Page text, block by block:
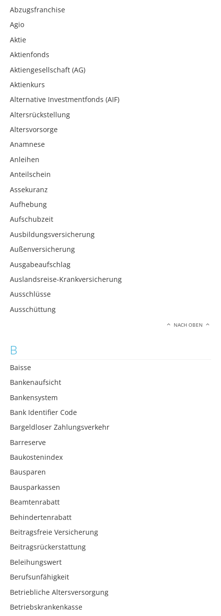
Abzugsfranchise
Agio
Aktie
Aktienfonds
Aktiengesellschaft (AG)
Aktienkurs
Alternative Investmentfonds (AIF)
Altersrückstellung
Altersvorsorge
Anamnese
Anleihen
Anteilschein
Assekuranz
Aufhebung
Aufschubzeit
Ausbildungsversicherung
Außenversicherung
Ausgabeaufschlag
Auslandsreise-Krankversicherung
Ausschlüsse
Ausschüttung
NACH OBEN
B
Baisse
Bankenaufsicht
Bankensystem
Bank Identifier Code
Bargeldloser Zahlungsverkehr
Barreserve
Baukostenindex
Bausparen
Bausparkassen
Beamtenrabatt
Behindertenrabatt
Beitragsfreie Versicherung
Beitragsrückerstattung
Beleihungswert
Berufsunfähigkeit
Betriebliche Altersversorgung
Betriebskrankenkasse